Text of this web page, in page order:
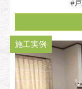
#
施工実例